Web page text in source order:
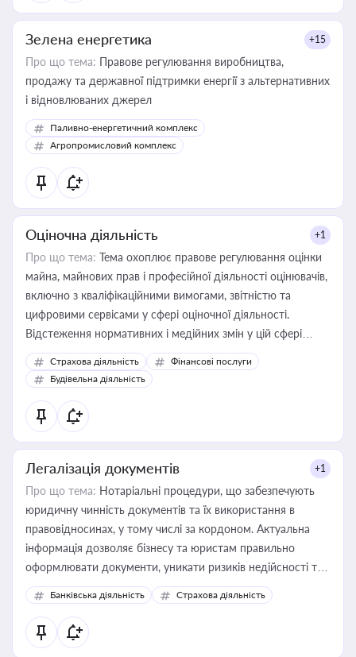
Зелена енергетика +15
Про що тема: Правове регулювання виробництва,
продажу та державної підтримки енергії з альтернативних
і відновлюваних джерел
Паливно-енергетичний комплекс
Агропромисловий комплекс
Оціночна діяльність +1
Про що тема: Тема охоплює правове регулювання оцінки
майна, майнових прав і професійної діяльності оцінювачів,
включно з кваліфікаційними вимогами, звітністю та
цифровими сервісами у сфері оціночної діяльності.
Відстеження нормативних і медійних змін у цій сфері
корисне для власника бізнесу, керівника, юриста або
бухгалтера під час оподаткування, приватизації, оренди
державного майна, корпоративних угод і перевірки
статусу суб'єктів оціночної діяльності
Страхова діяльність
Фінансові послуги
Будівельна діяльність
Легалізація документів +1
Про що тема: Нотаріальні процедури, що забезпечують
юридичну чинність документів та їх використання в
правовідносинах, у тому числі за кордоном. Актуальна
інформація дозволяє бізнесу та юристам правильно
оформлювати документи, уникати ризиків недійсності та
забезпечувати їх належне прийняття органами влади та
контрагентами
Банківська діяльність Страхова діяльність